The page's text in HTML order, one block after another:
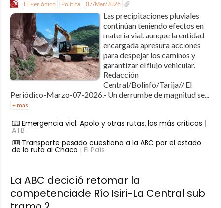
El Periódico Política 07/Mar/2026
Las precipitaciones pluviales
continúan teniendo efectos en
materia vial, aunque la entidad
encargada apresura acciones
para despejar los caminos y
garantizar el flujo vehicular.
Redacción
Central/Bolinfo/Tarija// El
Periódico-Marzo-07-2026.- Un derrumbe de magnitud se...
+ más
Emergencia vial: Apolo y otras rutas, las más críticas |
ATB
Transporte pesado cuestiona a la ABC por el estado
de la ruta al Chaco | El País
La ABC decidió retomar la
competenciade Río Isiri-La Central sub